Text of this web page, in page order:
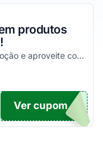
produtos
Confira todos os detalhes dessa promoção e aproveite com os melhores descontos!
TICO
Ver cupom